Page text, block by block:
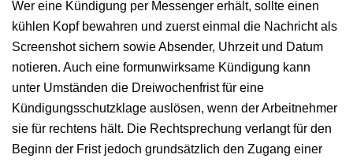
Wer eine Kündigung per Messenger erhält, sollte einen
kühlen Kopf bewahren und zuerst einmal die Nachricht als
Screenshot sichern sowie Absender, Uhrzeit und Datum
notieren. Auch eine formunwirksame Kündigung kann
unter Umständen die Dreiwochenfrist für eine
Kündigungsschutzklage auslösen, wenn der Arbeitnehmer
sie für rechtens hält. Die Rechtsprechung verlangt für den
Beginn der Frist jedoch grundsätzlich den Zugang einer